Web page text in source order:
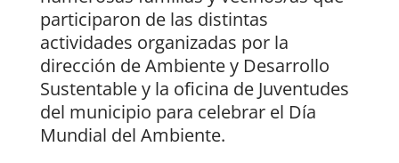
participaron de las distintas
actividades organizadas por la
dirección de Ambiente y Desarrollo
Sustentable y la oficina de Juventudes
del municipio para celebrar el Día
Mundial del Ambiente.